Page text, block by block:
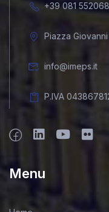
+39 081
Piazza
info@imeps.it
P.IVA
Menu